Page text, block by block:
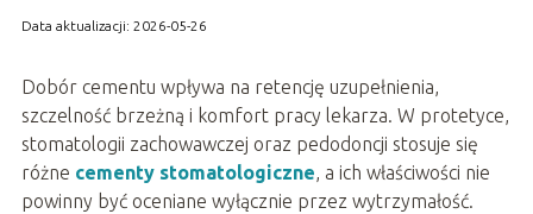
Data aktualizacji: 2026-05-26
Dobór cementu wpływa na retencję uzupełnienia,
szczelność brzeżną i komfort pracy lekarza. W protetyce,
stomatologii zachowawczej oraz pedodoncji stosuje się
różne cementy stomatologiczne, a ich właściwości nie
powinny być oceniane wyłącznie przez wytrzymałość.